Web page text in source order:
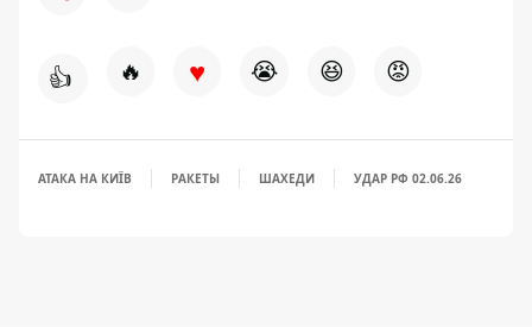
👍 🔥 ♥ 😭 😆 😡
АТАКА НА КИЇВ РАКЕТЫ ШАХЕДИ УДАР РФ 02.06.26